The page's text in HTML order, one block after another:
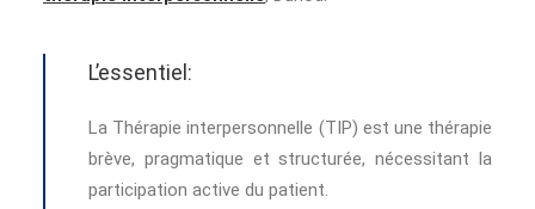
L’essentiel:
La Thérapie interpersonnelle (TIP) est une thérapie
brève, pragmatique et structurée, nécessitant la
participation active du patient.